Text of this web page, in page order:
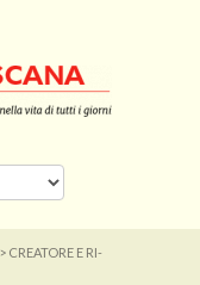
> CREATORE E RI-